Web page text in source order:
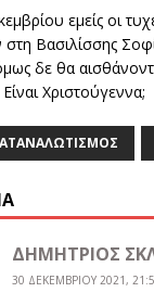
εμείς οι
Βασιλίσσης
δε θα
Χριστούγεννα;
ΔΗΜΗΤΡΙΟΣ
30 ΔΕΚΕΜΒΡΊΟΥ 2021,